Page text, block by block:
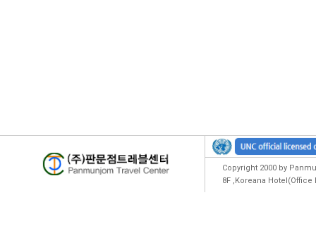
Copyright 2000 by
8F ,Koreana